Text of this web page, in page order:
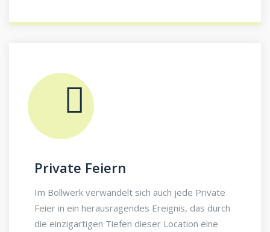
Private Feiern
Im Bollwerk verwandelt sich auch jede Private
Feier in ein herausragendes Ereignis, das durch
die einzigartigen Tiefen dieser Location eine